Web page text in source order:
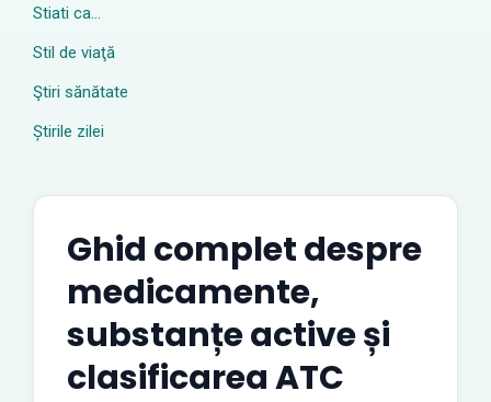
Stiati ca…
Stil de viaţă
Ştiri sănătate
Știrile zilei
Ghid complet despre
medicamente,
substanțe active și
clasificarea ATC